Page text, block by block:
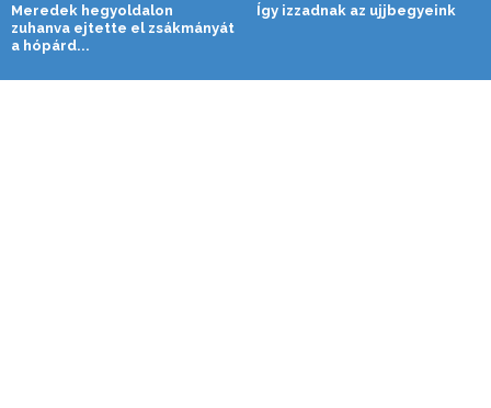
Meredek hegyoldalon
zuhanva ejtette el zsákmányát
a hópárd...
Így izzadnak az ujjbegyeink